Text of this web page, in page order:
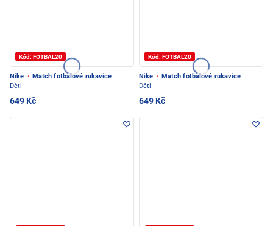
Kód: FOTBAL20
Nike · Match fotbalové rukavice
Děti
649 Kč
Kód: FOTBAL20
Nike · Match fotbalové rukavice
Děti
649 Kč